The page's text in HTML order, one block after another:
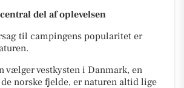
del af oplevelsen
til campingens popularitet er
vælger vestkysten i Danmark, en
norske fjelde, er naturen altid lige